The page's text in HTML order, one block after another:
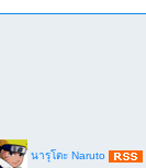
นารุโตะ Naruto